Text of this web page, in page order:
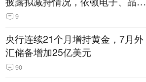
微拟增持（表）
9
央行连续21个月增持黄金，7月外
汇储备增加25亿美元
90